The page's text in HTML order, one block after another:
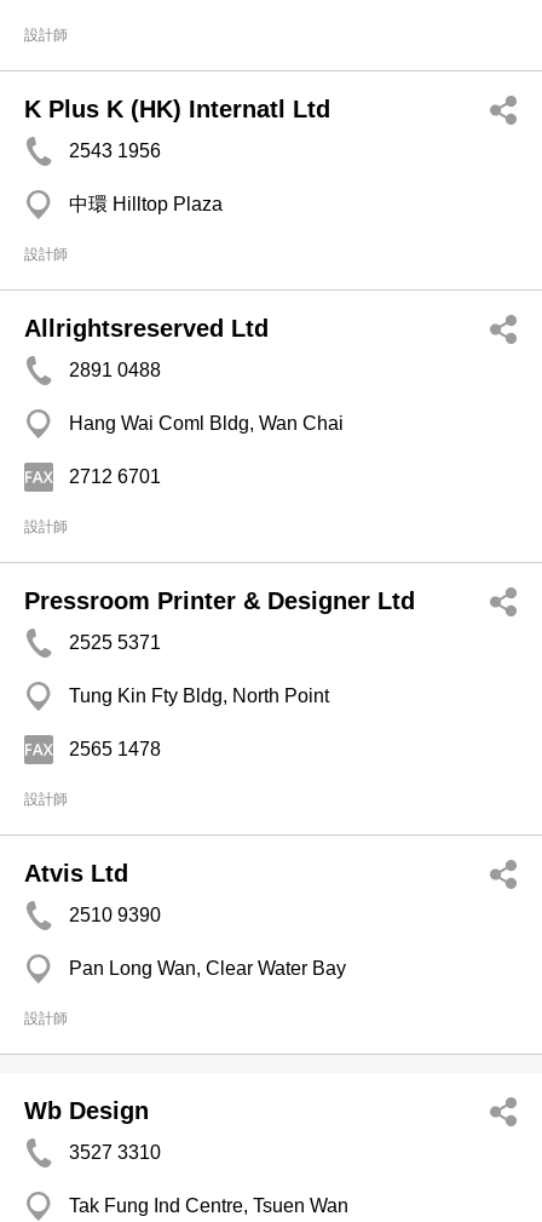
設計師
K Plus K (HK) Internatl Ltd
2543 1956
中環 Hilltop Plaza
設計師
Allrightsreserved Ltd
2891 0488
Hang Wai Coml Bldg, Wan Chai
2712 6701
設計師
Pressroom Printer & Designer Ltd
2525 5371
Tung Kin Fty Bldg, North Point
2565 1478
設計師
Atvis Ltd
2510 9390
Pan Long Wan, Clear Water Bay
設計師
Wb Design
3527 3310
Tak Fung Ind Centre, Tsuen Wan